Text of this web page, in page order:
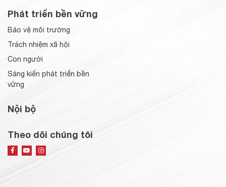
Phát triển bền vững
Bảo vệ môi trường
Trách nhiệm xã hội
Con người
Sáng kiến phát triển bền
vững
Nội bộ
Theo dõi chúng tôi